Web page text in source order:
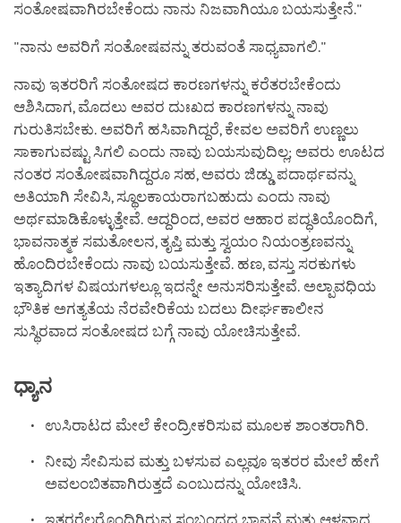
ಸಂತೋಷವಾಗಿರಬೇಕೆಂದು ನಾನು ನಿಜವಾಗಿಯೂ ಬಯಸುತ್ತೇನೆ."
"ನಾನು ಅವರಿಗೆ ಸಂತೋಷವನ್ನು ತರುವಂತೆ ಸಾಧ್ಯವಾಗಲಿ."
ನಾವು ಇತರರಿಗೆ ಸಂತೋಷದ ಕಾರಣಗಳನ್ನು ಕರೆತರಬೇಕೆಂದು
ಆಶಿಸಿದಾಗ, ಮೊದಲು ಅವರ ದುಃಖದ ಕಾರಣಗಳನ್ನು ನಾವು
ಗುರುತಿಸಬೇಕು. ಅವರಿಗೆ ಹಸಿವಾಗಿದ್ದರೆ, ಕೇವಲ ಅವರಿಗೆ ಉಣ್ಣಲು
ಸಾಕಾಗುವಷ್ಟು ಸಿಗಲಿ ಎಂದು ನಾವು ಬಯಸುವುದಿಲ್ಲ; ಅವರು ಊಟದ
ನಂತರ ಸಂತೋಷವಾಗಿದ್ದರೂ ಸಹ, ಅವರು ಜಿಡ್ಡು ಪದಾರ್ಥವನ್ನು
ಅತಿಯಾಗಿ ಸೇವಿಸಿ, ಸ್ಥೂಲಕಾಯರಾಗಬಹುದು ಎಂದು ನಾವು
ಅರ್ಥಮಾಡಿಕೊಳ್ಳುತ್ತೇವೆ. ಆದ್ದರಿಂದ, ಅವರ ಆಹಾರ ಪದ್ಧತಿಯೊಂದಿಗೆ,
ಭಾವನಾತ್ಮಕ ಸಮತೋಲನ, ತೃಪ್ತಿ ಮತ್ತು ಸ್ವಯಂ ನಿಯಂತ್ರಣವನ್ನು
ಹೊಂದಿರಬೇಕೆಂದು ನಾವು ಬಯಸುತ್ತೇವೆ. ಹಣ, ವಸ್ತು ಸರಕುಗಳು
ಇತ್ಯಾದಿಗಳ ವಿಷಯಗಳಲ್ಲೂ ಇದನ್ನೇ ಅನುಸರಿಸುತ್ತೇವೆ. ಅಲ್ಪಾವಧಿಯ
ಭೌತಿಕ ಅಗತ್ಯತೆಯ ನೆರವೇರಿಕೆಯ ಬದಲು ದೀರ್ಘಕಾಲೀನ
ಸುಸ್ಥಿರವಾದ ಸಂತೋಷದ ಬಗ್ಗೆ ನಾವು ಯೋಚಿಸುತ್ತೇವೆ.
ಧ್ಯಾನ
ಉಸಿರಾಟದ ಮೇಲೆ ಕೇಂದ್ರೀಕರಿಸುವ ಮೂಲಕ ಶಾಂತರಾಗಿರಿ.
ನೀವು ಸೇವಿಸುವ ಮತ್ತು ಬಳಸುವ ಎಲ್ಲವೂ ಇತರರ ಮೇಲೆ ಹೇಗೆ
ಅವಲಂಬಿತವಾಗಿರುತ್ತದೆ ಎಂಬುದನ್ನು ಯೋಚಿಸಿ.